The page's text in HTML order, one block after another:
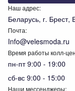
Наш адрес:
Беларусь, г. Брест,
Почта:
Info@velesmoda.ru
Время работы колл-
пн-пт 9:00 - 19:00
сб-вс 9:00 - 15:00
Наши мессенджеры: